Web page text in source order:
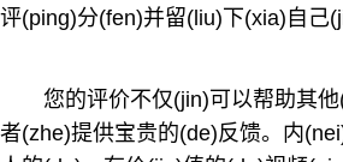
评(ping)分(fen)并留(liu)下(xia)自己
您的评价不仅(jin)可以帮助其
者(zhe)提供宝贵的(de)反馈。内